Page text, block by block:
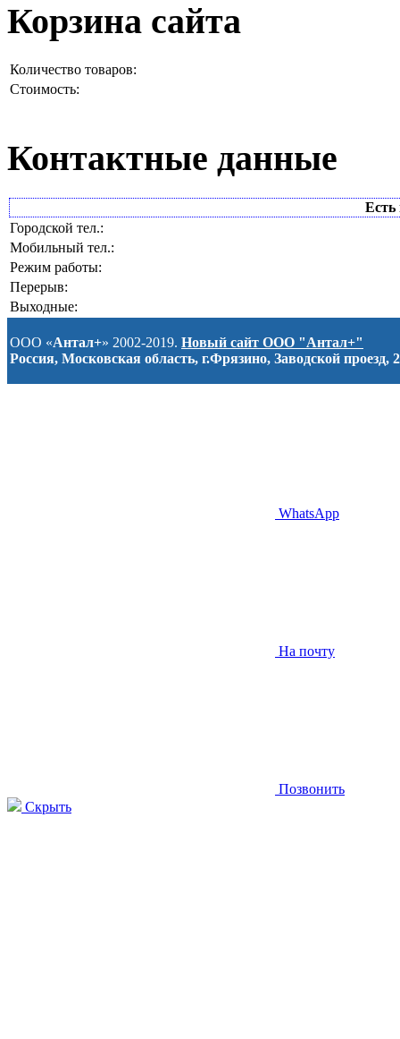
Корзина сайта
Количество товаров:
Стоимость:
Контактные данные
Есть
Городской тел.:
Мобильный тел.:
Режим работы:
Перерыв:
Выходные:
ООО «Антал+» 2002-2019. Новый сайт ООО "Антал+"
Россия, Московская область, г.Фрязино, Заводской проезд, 2
WhatsApp
На почту
Позвонить
Скрыть